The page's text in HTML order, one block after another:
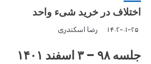
اختلاف در خرید شیء واحد
۱۴۰۲-۰۱-۲۵ رضا اسکندری
جلسه ۹۸ – ۳ اسفند ۱۴۰۱